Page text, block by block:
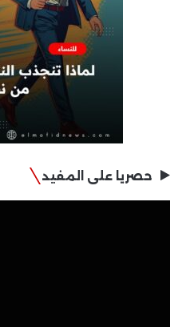
حصريا على المفيد